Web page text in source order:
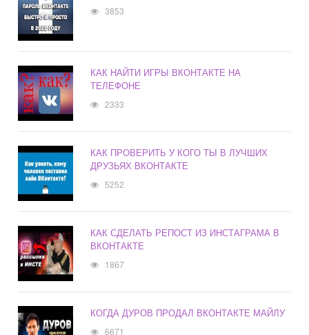
3853
КАК НАЙТИ ИГРЫ ВКОНТАКТЕ НА
ТЕЛЕФОНЕ
2333
КАК ПРОВЕРИТЬ У КОГО ТЫ В ЛУЧШИХ
ДРУЗЬЯХ ВКОНТАКТЕ
5252
КАК СДЕЛАТЬ РЕПОСТ ИЗ ИНСТАГРАМА В
ВКОНТАКТЕ
1867
КОГДА ДУРОВ ПРОДАЛ ВКОНТАКТЕ МАЙЛУ
6671